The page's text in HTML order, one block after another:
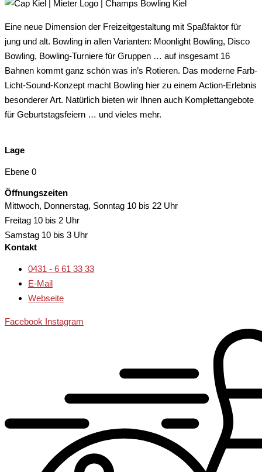
Eine neue Dimension der Freizeitgestaltung mit Spaßfaktor für
jung und alt. Bowling in allen Varianten: Moonlight Bowling, Disco
Bowling, Bowling-Turniere für Gruppen … auf insgesamt 16
Bahnen kommt ganz schön was in’s Rotieren. Das moderne Farb-
Licht-Sound-Konzept macht Bowling hier zu einem Action-Erlebnis
besonderer Art. Natürlich bieten wir Ihnen auch Komplettangebote
für Geburtstagsfeiern … und vieles mehr.
Lage
Ebene 0
Öffnungszeiten
Mittwoch, Donnerstag, Sonntag 10 bis 22 Uhr
Freitag 10 bis 2 Uhr
Samstag 10 bis 3 Uhr
Kontakt
0431 - 6 61 33 33
E-Mail
Webseite
Facebook Instagram